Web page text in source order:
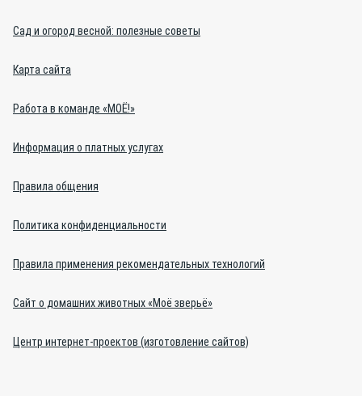
Сад и огород весной: полезные советы
Карта сайта
Работа в команде «МОЁ!»
Информация о платных услугах
Правила общения
Политика конфиденциальности
Правила применения рекомендательных технологий
Сайт о домашних животных «Моё зверьё»
Центр интернет-проектов (изготовление сайтов)